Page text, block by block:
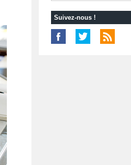
Suivez-nous !